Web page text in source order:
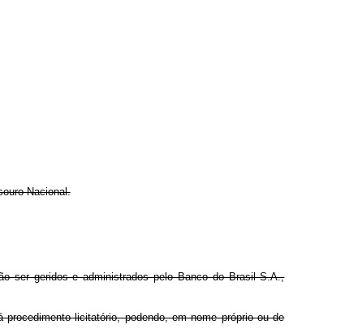
Nacional.
ser geridos e administrados pelo Banco do Brasil S.A.,
licitatório, podendo, em nome próprio ou de